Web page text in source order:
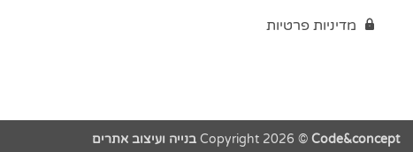
מדיניות פרטיות
Copyright 2026 © Code&concept בנייה ועיצוב אתרים